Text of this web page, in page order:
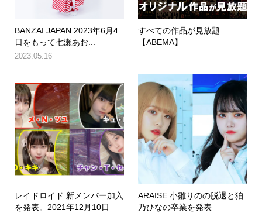
BANZAI JAPAN 2023年6月4
日をもって七瀬あお...
2023.05.16
すべての作品が見放題
【ABEMA】
レイドロイド 新メンバー加入
を発表。2021年12月10日
ARAISE 小雛りのの脱退と狛
乃ひなの卒業を発表